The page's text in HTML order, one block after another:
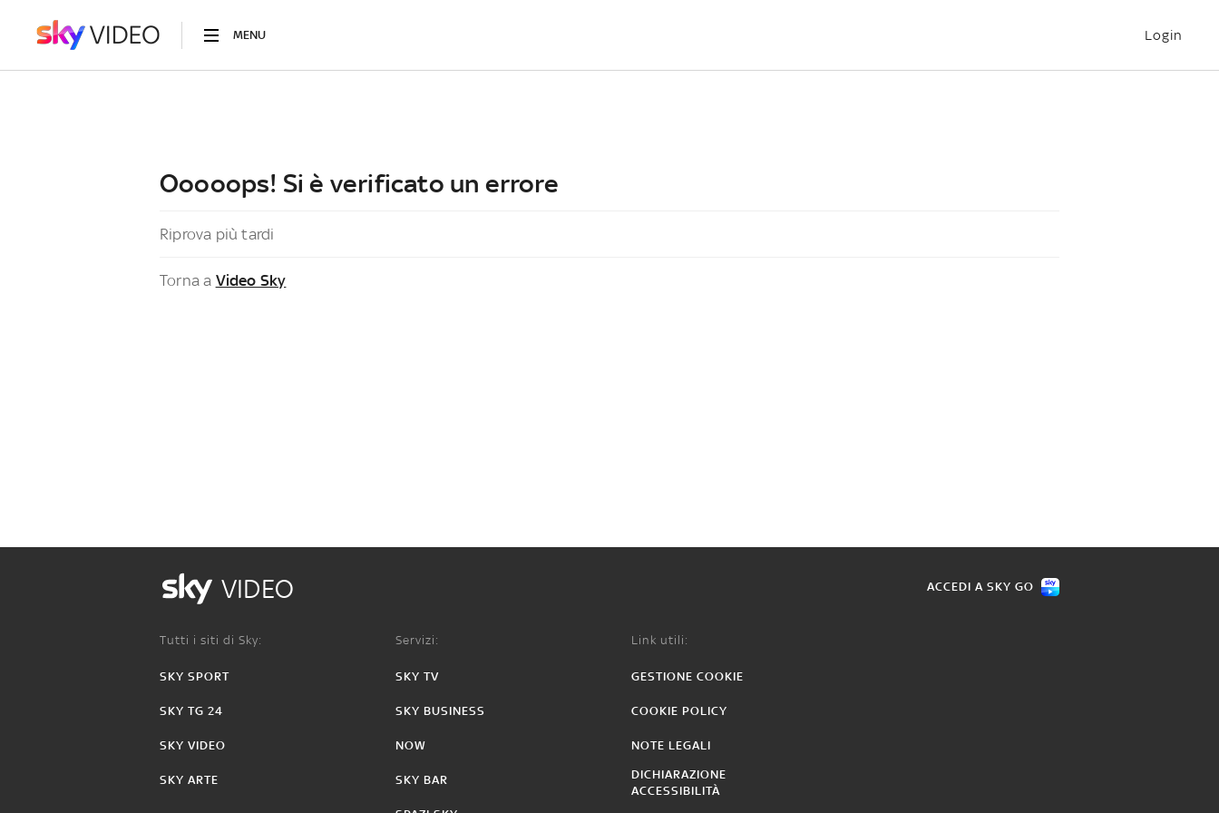
MENU Login
Ooooops! Si è verificato un errore
Riprova più tardi
Torna a Video Sky
VIDEO ACCEDI A SKY GO
Tutti i siti di Sky:
SKY SPORT
SKY TG 24
SKY VIDEO
SKY ARTE
Servizi:
SKY TV
SKY BUSINESS
NOW
SKY BAR
Link utili:
GESTIONE COOKIE
COOKIE POLICY
NOTE LEGALI
DICHIARAZIONE
ACCESSIBILITÀ